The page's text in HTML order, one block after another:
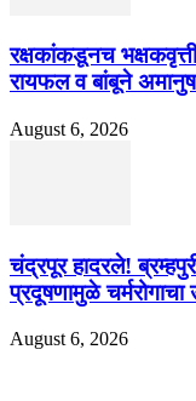
रक्षकांकडूनच
रायफल व बांबूने
August 6, 2026
चंद्रपूर हादरले!
प्रदूषणामुळे
August 6, 2026